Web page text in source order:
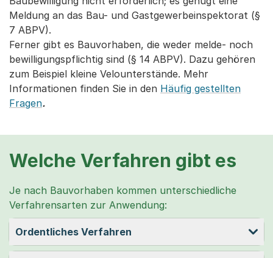
Meldung an das Bau- und Gastgewerbeinspektorat (§
7 ABPV).
Ferner gibt es Bauvorhaben, die weder melde- noch
bewilligungspflichtig sind (§ 14 ABPV). Dazu gehören
zum Beispiel kleine Velounterstände. Mehr
Informationen finden Sie in den Häufig gestellten
Fragen.
Welche Verfahren gibt es
Je nach Bauvorhaben kommen unterschiedliche
Verfahrensarten zur Anwendung:
Ordentliches Verfahren